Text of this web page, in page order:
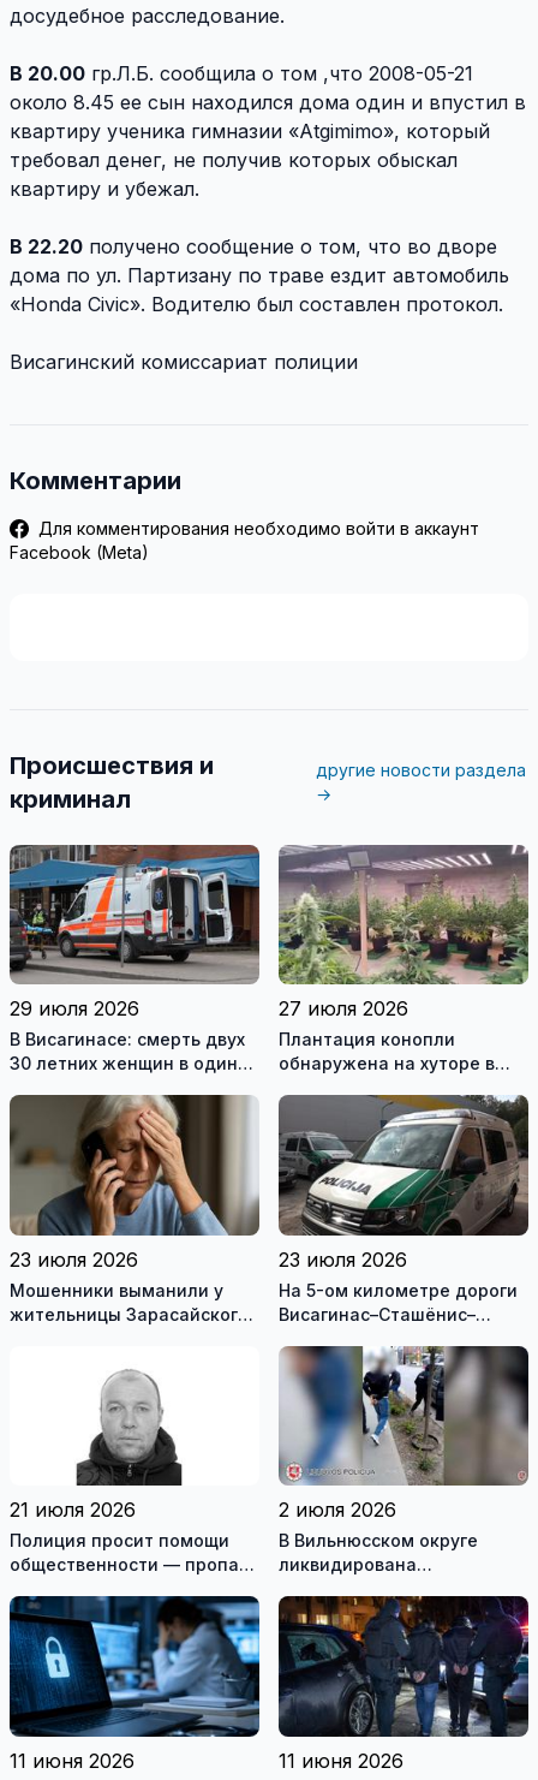
досудебное расследование.
В 20.00 гр.Л.Б. сообщила о том ,что 2008-05-21
около 8.45 ее сын находился дома один и впустил в
квартиру ученика гимназии «Atgimimo», который
требовал денег, не получив которых обыскал
квартиру и убежал.
В 22.20 получено сообщение о том, что во дворе
дома по ул. Партизану по траве ездит автомобиль
«Honda Civic». Водителю был составлен протокол.
Висагинский комиссариат полиции
Комментарии
Для комментирования необходимо войти в аккаунт
Facebook (Meta)
Происшествия и
криминал
другие новости раздела
→
29 июля 2026
В Висагинасе: смерть двух
30 летних женщин в один
27 июля 2026
Плантация конопли
обнаружена на хуторе в
23 июля 2026
Мошенники выманили у
жительницы Зарасайского
23 июля 2026
На 5-ом километре дороги
Висагинас–Сташёнис–
машине, наден мертвый
мужчина
21 июля 2026
Полиция просит помощи
общественности — пропал
района
2 июля 2026
В Вильнюсском округе
ликвидирована
группа
11 июня 2026 11 июня 2026